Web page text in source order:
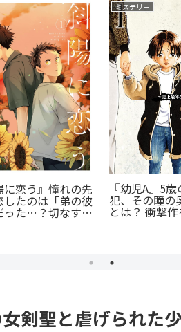
ジー
動をもう一度！
・ANGEL』正統
DDNAngels』の
謎に迫る完全ガイ
ファンタジー
『捕虜英雄』
最底辺から駆
高のカタルシ
剣聖と虐げられた